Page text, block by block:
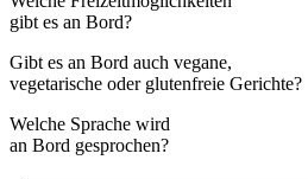
gibt es an Bord?
Gibt es an Bord auch vegane,
vegetarische oder glutenfreie Gerichte?
Welche Sprache wird
an Bord gesprochen?